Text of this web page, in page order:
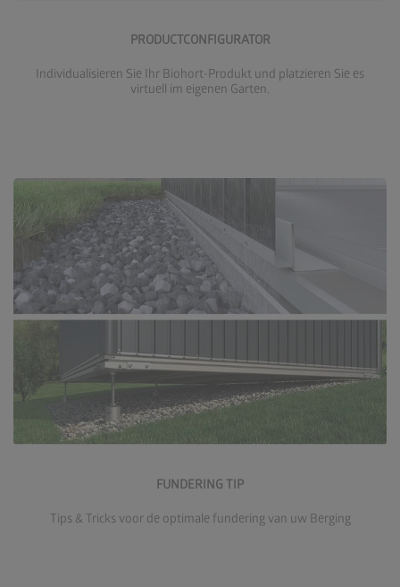
PRODUCTCONFIGURATOR
Individualisieren Sie Ihr Biohort-Produkt und platzieren Sie es
virtuell im eigenen Garten.
FUNDERING TIP
Tips & Tricks voor de optimale fundering van uw Berging